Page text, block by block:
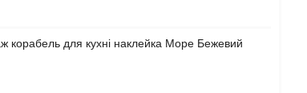
корабель для кухні наклейка Море Бежевий